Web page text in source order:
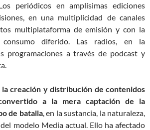
periódicos en amplísimas ediciones
en una multiplicidad de canales
multiplataforma de emisión y con la
consumo diferido. Las radios, en la
programaciones a través de podcast y
creación y distribución de contenidos
a la mera captación de la
de batalla, en la sustancia, la naturaleza,
modelo Media actual. Ello ha afectado